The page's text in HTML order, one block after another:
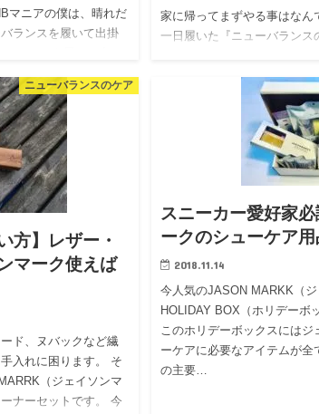
マニアの僕は、晴れだ
ランスを履いて出掛
家に帰ってまずやる事はなん
一日履いた『ニューバランス
や型崩れから守り、常に綺
す。そして何より、…
ニューバランスのケア
方】レザー・
マーク使えば
ド、ヌバックなど繊
入れに困ります。 そ
（ジェイソンマ
ナーセットです。 今
スニーカー愛好家
ークのシューケア用
2018.11.14
今人気のJASON MARKK（
HOLIDAY BOX（ホリデーボ
このホリデーボックスには
ーケアに必要なアイテムが全
の主要…